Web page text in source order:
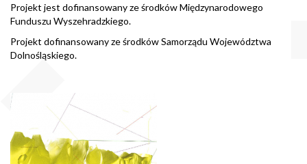
Projekt jest dofinansowany ze środków Międzynarodowego
Funduszu Wyszehradzkiego.
Projekt dofinansowany ze środków Samorządu Województwa
Dolnośląskiego.